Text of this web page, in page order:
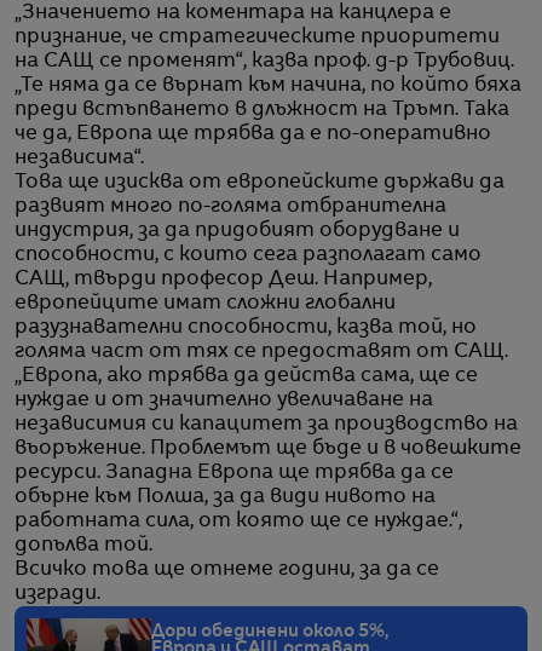
„Значението на коментара на канцлера е
признание, че стратегическите приоритети
на САЩ се променят“, казва проф. д-р Трубовиц.
„Те няма да се върнат към начина, по който бяха
преди встъпването в длъжност на Тръмп. Така
че да, Европа ще трябва да е по-оперативно
независима“.
Това ще изисква от европейските държави да
развият много по-голяма отбранителна
индустрия, за да придобият оборудване и
способности, с които сега разполагат само
САЩ, твърди професор Деш. Например,
европейците имат сложни глобални
разузнавателни способности, казва той, но
голяма част от тях се предоставят от САЩ.
„Европа, ако трябва да действа сама, ще се
нуждае и от значително увеличаване на
независимия си капацитет за производство на
въоръжение. Проблемът ще бъде и в човешките
ресурси. Западна Европа ще трябва да се
обърне към Полша, за да види нивото на
работната сила, от която ще се нуждае.“,
допълва той.
Всичко това ще отнеме години, за да се
изгради.
Дори обединени около 5%,